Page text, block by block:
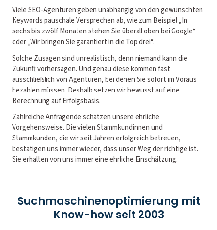
Viele SEO-Agenturen geben unabhängig von den gewünschten
Keywords pauschale Versprechen ab, wie zum Beispiel „In
sechs bis zwölf Monaten stehen Sie überall oben bei Google“
oder „Wir bringen Sie garantiert in die Top drei“.
Solche Zusagen sind unrealistisch, denn niemand kann die
Zukunft vorhersagen. Und genau diese kommen fast
ausschließlich von Agenturen, bei denen Sie sofort im Voraus
bezahlen müssen. Deshalb setzen wir bewusst auf eine
Berechnung auf Erfolgsbasis.
Zahlreiche Anfragende schätzen unsere ehrliche
Vorgehensweise. Die vielen Stammkundinnen und
Stammkunden, die wir seit Jahren erfolgreich betreuen,
bestätigen uns immer wieder, dass unser Weg der richtige ist.
Sie erhalten von uns immer eine ehrliche Einschätzung.
Suchmaschinenoptimierung mit
Know-how seit 2003